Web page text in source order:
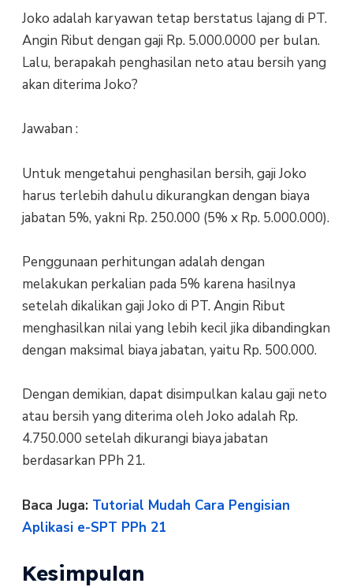
Joko adalah karyawan tetap berstatus lajang di PT.
Angin Ribut dengan gaji Rp. 5.000.0000 per bulan.
Lalu, berapakah penghasilan neto atau bersih yang
akan diterima Joko?
Jawaban :
Untuk mengetahui penghasilan bersih, gaji Joko
harus terlebih dahulu dikurangkan dengan biaya
jabatan 5%, yakni Rp. 250.000 (5% x Rp. 5.000.000).
Penggunaan perhitungan adalah dengan
melakukan perkalian pada 5% karena hasilnya
setelah dikalikan gaji Joko di PT. Angin Ribut
menghasilkan nilai yang lebih kecil jika dibandingkan
dengan maksimal biaya jabatan, yaitu Rp. 500.000.
Dengan demikian, dapat disimpulkan kalau gaji neto
atau bersih yang diterima oleh Joko adalah Rp.
4.750.000 setelah dikurangi biaya jabatan
berdasarkan PPh 21.
Baca Juga: Tutorial Mudah Cara Pengisian
Aplikasi e-SPT PPh 21
Kesimpulan